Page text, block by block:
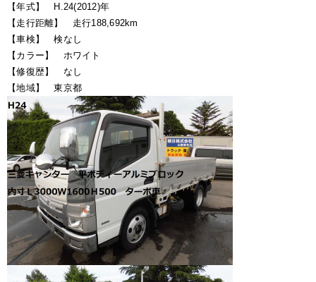
【年式】 H.24(2012)年
【走行距離】 走行188,692km
【車検】 検なし
【カラー】 ホワイト
【修復歴】 なし
【地域】 東京都